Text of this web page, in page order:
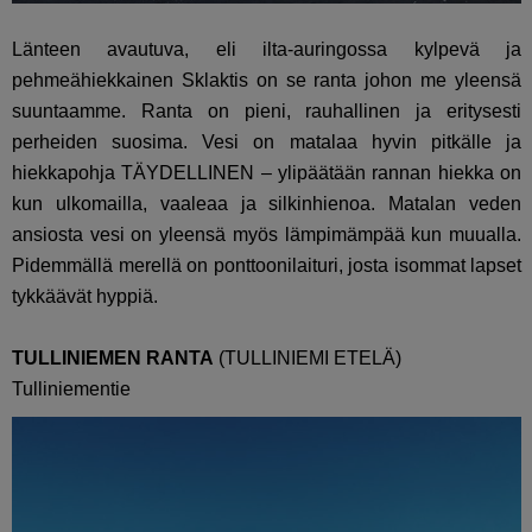
Länteen avautuva, eli ilta-auringossa kylpevä ja
pehmeähiekkainen Sklaktis on se ranta johon me yleensä
suuntaamme. Ranta on pieni, rauhallinen ja eritysesti
perheiden suosima. Vesi on matalaa hyvin pitkälle ja
hiekkapohja TÄYDELLINEN – ylipäätään rannan hiekka on
kun ulkomailla, vaaleaa ja silkinhienoa. Matalan veden
ansiosta vesi on yleensä myös lämpimämpää kun muualla.
Pidemmällä merellä on ponttoonilaituri, josta isommat lapset
tykkäävät hyppiä.
TULLINIEMEN RANTA (TULLINIEMI ETELÄ)
Tulliniementie